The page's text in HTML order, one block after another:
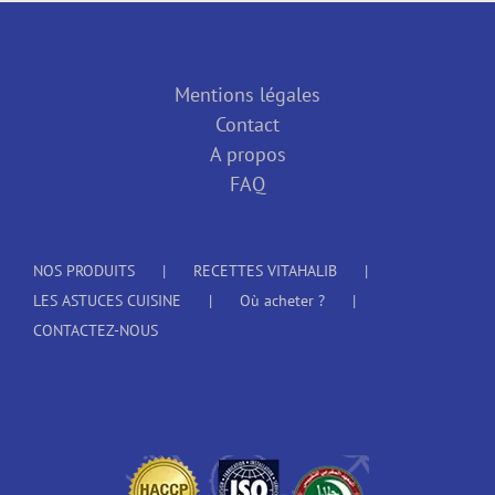
Mentions légales
Contact
A propos
FAQ
NOS PRODUITS
RECETTES VITAHALIB
LES ASTUCES CUISINE
Où acheter ?
CONTACTEZ-NOUS